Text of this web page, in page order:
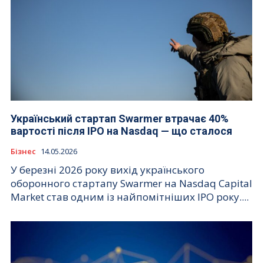
Український стартап Swarmer втрачає 40%
вартості після IPO на Nasdaq — що сталося
Бізнес 14.05.2026
У березні 2026 року вихід українського
оборонного стартапу Swarmer на Nasdaq Capital
Market став одним із найпомітніших IPO року....